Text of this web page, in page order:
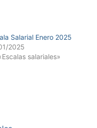
Salarial Enero 2025
2025
salariales»